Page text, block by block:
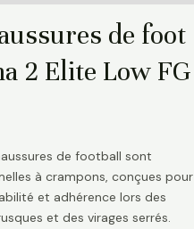
de foot
2 Elite Low FG
de football sont
à crampons, conçues pour
et adhérence lors des
et des virages serrés.